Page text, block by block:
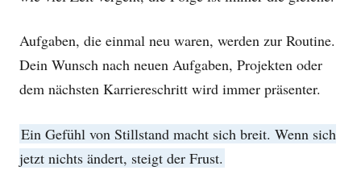
Aufgaben, die einmal neu waren, werden zur Routine.
Dein Wunsch nach neuen Aufgaben, Projekten oder
dem nächsten Karriereschritt wird immer präsenter.
Ein Gefühl von Stillstand macht sich breit. Wenn sich
jetzt nichts ändert, steigt der Frust.